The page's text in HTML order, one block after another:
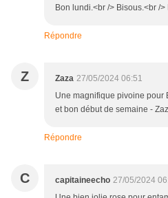
Bon lundi.<br /> Bisous.<br /
Répondre
Z Zaza 27/05/2024 06:51
Une magnifique pivoine pour
et bon début de semaine -
Répondre
C capitaineecho 27/05/2024